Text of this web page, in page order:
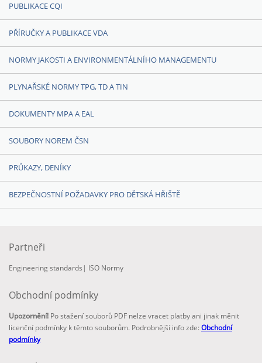
PUBLIKACE CQI
PŘÍRUČKY A PUBLIKACE VDA
NORMY JAKOSTI A ENVIRONMENTÁLNÍHO MANAGEMENTU
PLYNAŘSKÉ NORMY TPG, TD A TIN
DOKUMENTY MPA A EAL
SOUBORY NOREM ČSN
PRŮKAZY, DENÍKY
BEZPEČNOSTNÍ POŽADAVKY PRO DĚTSKÁ HŘIŠTĚ
Partneři
Engineering standards | ISO Normy
Obchodní podmínky
Upozornění! Po stažení souborů PDF nelze vracet platby ani jinak měnit
licenční podmínky k těmto souborům. Podrobnější info zde:Obchodní
podmínky